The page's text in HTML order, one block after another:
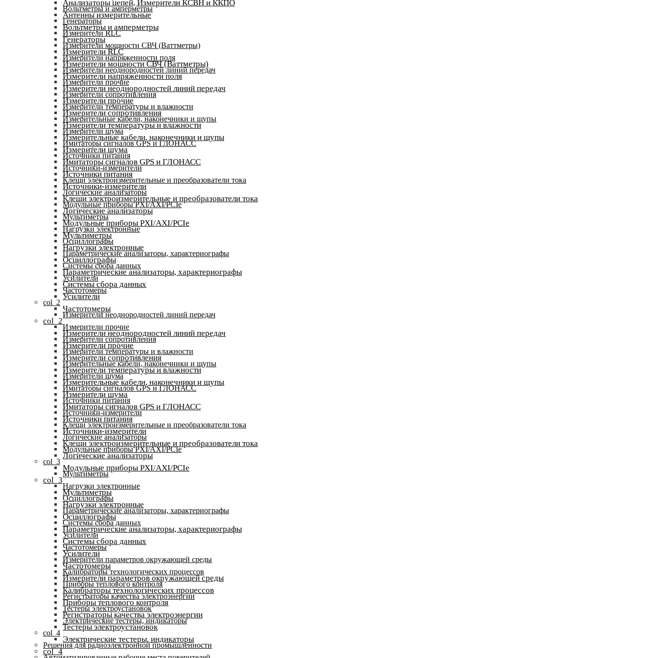
Вольтметры и амперметры
Генераторы
Измерители RLC
Измерители мощности СВЧ (Ваттметры)
Измерители напряженности поля
Измерители неоднородностей линий передач
Измерители прочие
Измерители сопротивления
Измерители температуры и влажности
Измерительные кабели, наконечники и щупы
Измерители шума
Имитаторы сигналов GPS и ГЛОНАСС
Источники питания
Источники-измерители
Клещи электроизмерительные и преобразователи тока
Логические анализаторы
Модульные приборы PXI/AXI/PCIe
Мультиметры
Нагрузки электронные
Осциллографы
Параметрические анализаторы, характериографы
Системы сбора данных
Усилители
Частотомеры
col_2
Измерители неоднородностей линий передач
Измерители прочие
Измерители сопротивления
Измерители температуры и влажности
Измерительные кабели, наконечники и щупы
Измерители шума
Имитаторы сигналов GPS и ГЛОНАСС
Источники питания
Источники-измерители
Клещи электроизмерительные и преобразователи тока
Логические анализаторы
Модульные приборы PXI/AXI/PCIe
col_3
Мультиметры
Нагрузки электронные
Осциллографы
Параметрические анализаторы, характериографы
Системы сбора данных
Усилители
Частотомеры
Измерители параметров окружающей среды
Калибраторы технологических процессов
Приборы теплового контроля
Регистраторы качества электроэнергии
Тестеры электроустановок
Электрические тестеры, индикаторы
col_4
Решения для радиоэлектронной промышленности
Анализаторы цепей, Измерители КСВН и ККПО
Антенны измерительные
Вольтметры и амперметры
Генераторы
Измерители RLC
Измерители мощности СВЧ (Ваттметры)
Измерители напряженности поля
Измерители неоднородностей линий передач
Измерители прочие
Измерители сопротивления
Измерители температуры и влажности
Измерительные кабели, наконечники и щупы
Измерители шума
Имитаторы сигналов GPS и ГЛОНАСС
Источники питания
Источники-измерители
Клещи электроизмерительные и преобразователи тока
Логические анализаторы
Модульные приборы PXI/AXI/PCIe
Мультиметры
Нагрузки электронные
Осциллографы
Параметрические анализаторы, характериографы
Системы сбора данных
Усилители
Частотомеры
col_2
Измерители неоднородностей линий передач
Измерители прочие
Измерители сопротивления
Измерители температуры и влажности
Измерительные кабели, наконечники и щупы
Измерители шума
Имитаторы сигналов GPS и ГЛОНАСС
Источники питания
Источники-измерители
Клещи электроизмерительные и преобразователи тока
Логические анализаторы
Модульные приборы PXI/AXI/PCIe
col_3
Мультиметры
Нагрузки электронные
Осциллографы
Параметрические анализаторы, характериографы
Системы сбора данных
Усилители
Частотомеры
Измерители параметров окружающей среды
Калибраторы технологических процессов
Приборы теплового контроля
Регистраторы качества электроэнергии
Тестеры электроустановок
Электрические тестеры, индикаторы
col_4